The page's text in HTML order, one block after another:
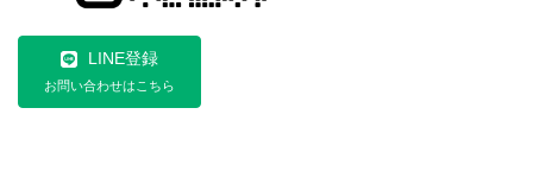
LINE登録
お問い合わせはこちら